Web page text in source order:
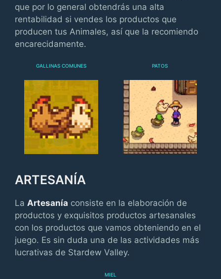
que por lo general obtendrás una alta
rentabilidad si vendes los productos que
producen tus Animales, así que la recomiendo
encarecidamente.
GALLINAS COMUNES PATOS
ARTESANÍA
La Artesanía consiste en la elaboración de
productos y exquisitos productos artesanales
con los productos que vamos obteniendo en el
juego. Es sin duda una de las actividades más
lucrativas de Stardew Valley.
MIEL